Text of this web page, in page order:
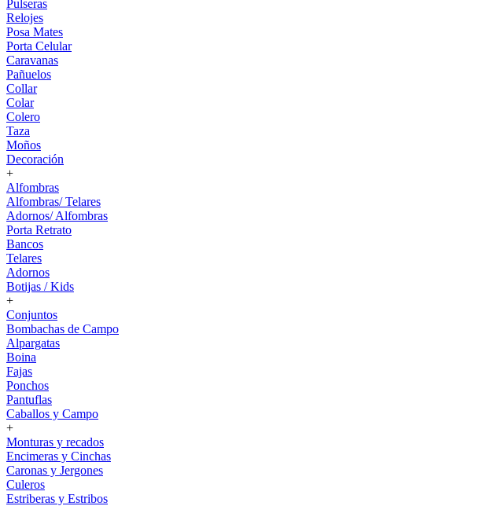
Pulseras
Relojes
Posa Mates
Porta Celular
Caravanas
Pañuelos
Collar
Colar
Colero
Taza
Moños
Decoración
+
Alfombras
Alfombras/ Telares
Adornos/ Alfombras
Porta Retrato
Bancos
Telares
Adornos
Botijas / Kids
+
Conjuntos
Bombachas de Campo
Alpargatas
Boina
Fajas
Ponchos
Pantuflas
Caballos y Campo
+
Monturas y recados
Encimeras y Cinchas
Caronas y Jergones
Culeros
Estriberas y Estribos